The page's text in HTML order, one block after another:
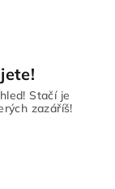
Stačí je
zazáříš!